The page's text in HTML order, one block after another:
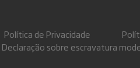
Política de Privacidade
Declaração sobre escravatura